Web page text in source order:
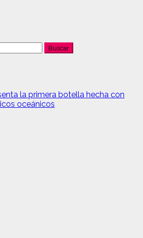
la primera botella hecha con
oceánicos